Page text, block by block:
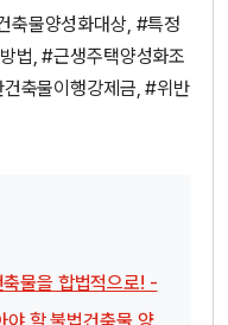
축물양성화대상, #특정
법, #근생주택양성화조
축물이행강제금, #위반
물을 합법적으로! -